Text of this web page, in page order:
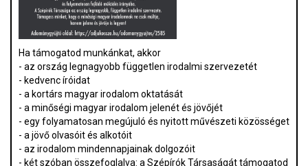
Ha támogatod munkánkat, akkor
- az ország legnagyobb független irodalmi szervezetét
- kedvenc íróidat
- a kortárs magyar irodalom oktatását
- a minőségi magyar irodalom jelenét és jövőjét
- egy folyamatosan megújuló és nyitott művészeti közösséget
- a jövő olvasóit és alkotóit
- az irodalom mindennapjainak dolgozóit
- két szóban összefoglalva: a Szépírók Társaságát támogatod